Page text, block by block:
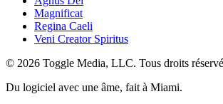
Magnificat
Regina Caeli
Veni Creator Spiritus
© 2026 Toggle Media, LLC. Tous droits
Du logiciel avec une âme, fait à Miami.